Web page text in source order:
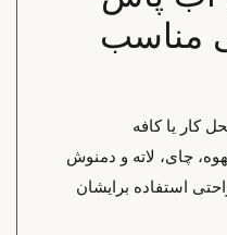
مناسب
یا کافه
چای، لاته و دمنوش
استفاده برایشان